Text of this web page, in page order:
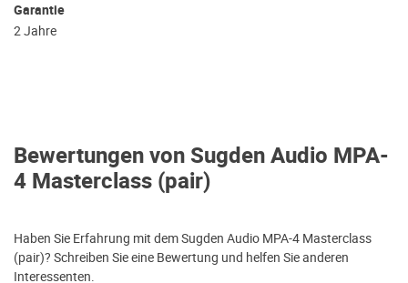
Garantie
2 Jahre
Bewertungen von Sugden Audio MPA-
4 Masterclass (pair)
Haben Sie Erfahrung mit dem Sugden Audio MPA-4 Masterclass
(pair)? Schreiben Sie eine Bewertung und helfen Sie anderen
Interessenten.